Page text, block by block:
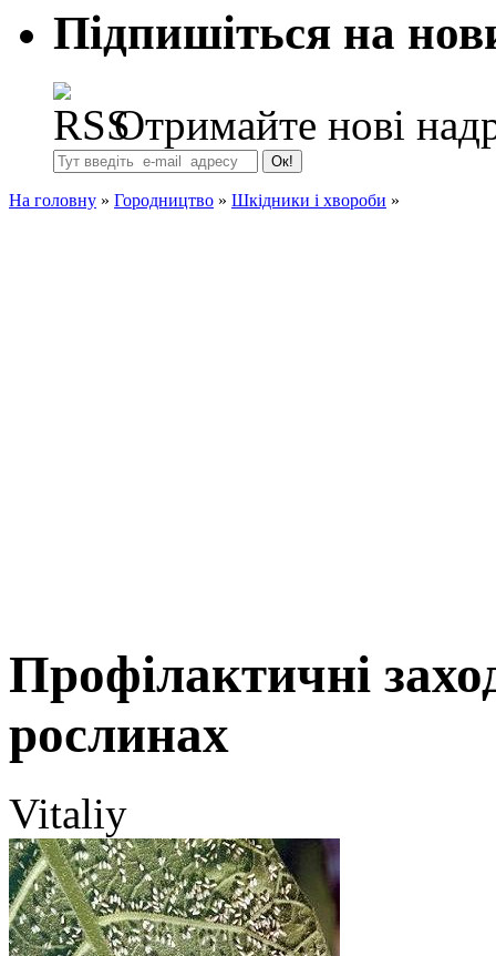
Підпишіться на
Отримайте нові
На головну » Городництво » Шкідники і хвороби »
Профілактичні
рослинах
Vitaliy